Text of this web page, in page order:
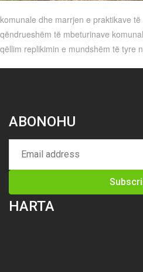
komunale dhe marrjen e praktikave
qëndrueshëm të mbeturinave
qëllim replikimin e mundshëm të tyre
ABONOHU
HARTA